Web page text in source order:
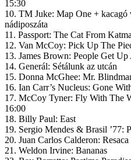
15:30
10. TM Juke: Map One + kacagó
nádiposzáta
11. Passport: The Cat From
12. Van McCoy: Pick Up The
13. James Brown: People Get
14. Generál: Sétálunk az utcán
15. Donna McGhee: Mr.
16. Ian Carr’s Nucleus: Gone
17. McCoy Tyner: Fly With The
16:00
18. Billy Paul: East
19. Sergio Mendes & Brasil ’77:
20. Juan Carlos Calderon: Resaca
21. Weldon Irvine: Bananas